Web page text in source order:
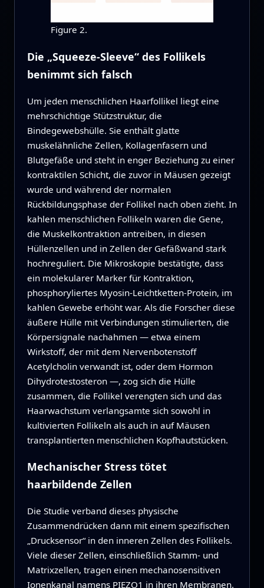
Figure 2.
Die „Squeeze-Sleeve“ des Follikels
benimmt sich falsch
Um jeden menschlichen Haarfollikel liegt eine
mehrschichtige Stützstruktur, die
Bindegewebshülle. Sie enthält glatte
muskelähnliche Zellen, Kollagenfasern und
Blutgefäße und steht in enger Beziehung zu einer
kontraktilen Schicht, die zuvor in Mäusen gezeigt
wurde und während der normalen
Rückbildungsphase der Follikel nach oben zieht. In
kahlen menschlichen Follikeln waren die Gene,
die Muskelkontraktion antreiben, in diesen
Hüllenzellen und in Zellen der Gefäßwand stark
hochreguliert. Die Mikroskopie bestätigte, dass
ein molekularer Marker für Kontraktion,
phosphoryliertes Myosin-Leichtketten-Protein, im
kahlen Gewebe erhöht war. Als die Forscher diese
äußere Hülle mit Verbindungen stimulierten, die
Körpersignale nachahmen — etwa einem
Wirkstoff, der mit dem Nervenbotenstoff
Acetylcholin verwandt ist, oder dem Hormon
Dihydrotestosteron —, zog sich die Hülle
zusammen, die Follikel verengten sich und das
Haarwachstum verlangsamte sich sowohl in
kultivierten Follikeln als auch in auf Mäusen
transplantierten menschlichen Kopfhautstücken.
Mechanischer Stress tötet
haarbildende Zellen
Die Studie verband dieses physische
Zusammendrücken dann mit einem spezifischen
„Drucksensor“ in den inneren Zellen des Follikels.
Viele dieser Zellen, einschließlich Stamm- und
Matrixzellen, tragen einen mechanosensitiven
Ionenkanal namens PIEZO1 in ihren Membranen.